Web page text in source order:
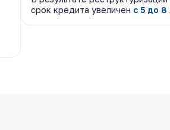
срок кредита увеличен с 5 до 8
срок кредита увеличен с 5 до 8